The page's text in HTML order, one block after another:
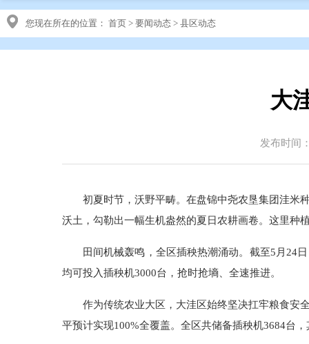
您现在所在的位置： 首页 > 要闻动态 > 县区动态
大
发布时间
初夏时节，沃野平畴。在盘锦中尧农垦集团洼米
沃土，勾勒出一幅生机盎然的夏日农耕画卷。这里种
田间机械轰鸣，全区插秧热潮涌动。截至5月24
均可投入插秧机3000台，抢时抢墒、全速推进。
作为传统农业大区，大洼区始终坚决扛牢粮食安
平预计实现100%全覆盖。全区共储备插秧机3684台